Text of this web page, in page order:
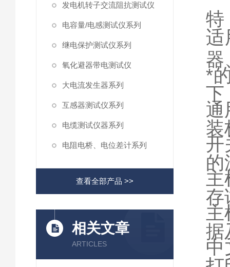
发电机转子交流阻抗测试仪
电容量/电感测试仪系列
继电保护测试仪系列
氧化避器带电测试仪
大电流发生器系列
互感器测试仪系列
电缆测试仪器系列
电阻电桥、电位差计系列
查看全部产品 >>
相关文章
ARTICLES
适
器
*
下
通
装
开
的
主
存
主
据